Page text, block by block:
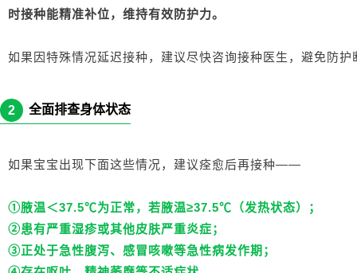
时接种能精准补位，维持有效防护力。
如果因特殊情况延迟接种，建议尽快咨询接种医生，避免防护
2 全面排查身体状态
如果宝宝出现下面这些情况，建议痊愈后再接种——
①腋温＜37.5℃为正常，若腋温≥37.5℃（发热状态）；
②患有严重湿疹或其他皮肤严重炎症；
③正处于急性腹泻、感冒咳嗽等急性病发作期；